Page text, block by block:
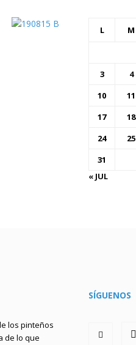
L M
3
4
10
11
17
18
24
25
31
« JUL
los pinteños
de lo que
SÍGUENOS